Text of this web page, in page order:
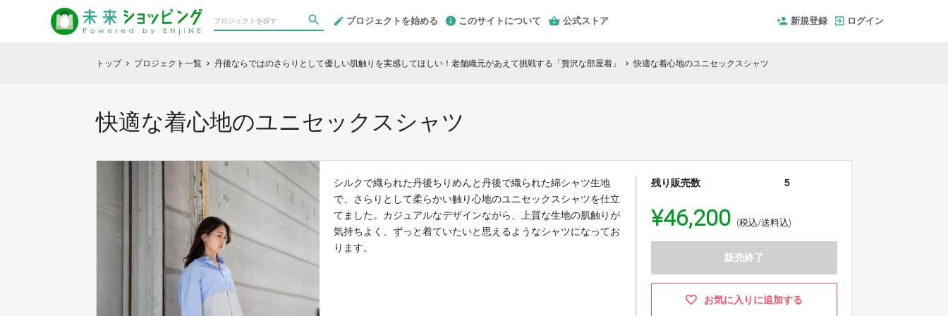
プロジェクトを始める このサイトについて 公式ストア 新規登録 ログイン
トップ chevron_right プロジェクト一覧 chevron_right 丹後ならではのさらりとして優しい肌触りを実感してほしい！老舗織元があえて挑戦する「贅沢な部屋着」 chevron_right 快適な着心地のユニセックスシャツ
快適な着心地のユニセックスシャツ
シルクで織られた丹後ちりめんと丹後で織られた綿シャツ生地
で、さらりとして柔らかい触り心地のユニセックスシャツを仕立
てました。カジュアルなデザインながら、上質な生地の肌触りが
気持ちよく、ずっと着ていたいと思えるようなシャツになってお
ります。
残り販売数 5
¥46,200 (税込/送料込)
販売終了
お気に入りに追加する